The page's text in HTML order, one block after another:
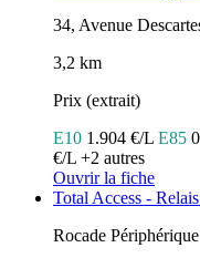
34, Avenue
3,2 km
Prix (extrait)
E10 1.904 €/L E85
€/L +2 autres
Ouvrir la fiche
Total Access -
Rocade